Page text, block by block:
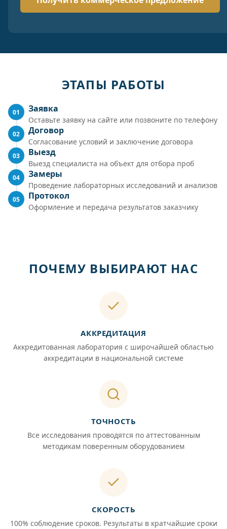
ЭТАПЫ РАБОТЫ
01 Заявка
Оставьте заявку на сайте или позвоните по телефону
02 Договор
Согласование условий и заключение договора
03 Выезд
Выезд специалиста на объект для отбора проб
04 Замеры
Проведение лабораторных исследований и анализов
05 Протокол
Оформление и передача результатов заказчику
ПОЧЕМУ ВЫБИРАЮТ НАС
АККРЕДИТАЦИЯ
Аккредитованная лаборатория с широчайшей областью
аккредитации в национальной системе
ТОЧНОСТЬ
Все исследования проводятся по аттестованным
методикам поверенным оборудованием
СКОРОСТЬ
100% соблюдение сроков. Результаты в кратчайшие сроки